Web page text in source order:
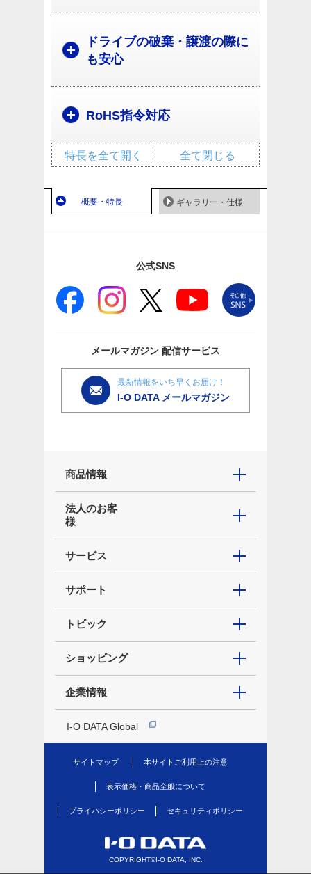
ドライブの破棄・譲渡の際に
も安心
RoHS指令対応
全て閉じる
特長を全て開く
概要・特長 ギャラリー・仕様
公式SNS
メールマガジン 配信サービス
最新情報をいち早くお届け！
I-O DATA メールマガジン
商品情報
法人のお客
様
サービス
サポート
トピック
ショッピング
企業情報
I-O DATA Global
サイトマップ 本サイトご利用上の注意
表示価格・商品全般について
プライバシーポリシー セキュリティポリシー
COPYRIGHT©I-O DATA, INC.